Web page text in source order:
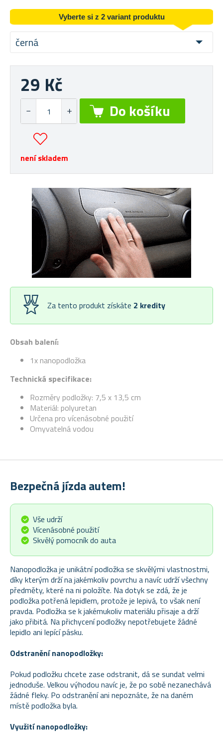
Vyberte si z 2 variant produktu
černá
Obsah balení:
1x nanopodložka
Technická specifikace:
Rozměry podložky: 7,5 x 13,5 cm
Materiál: polyuretan
Určena pro vícenásobné použití
Omyvatelná vodou
29 Kč
není skladem
Za tento produkt získáte 2 kredity
Bezpečná jízda autem!
Vše udrží
Vícenásobné použití
Skvělý pomocník do auta
Nanopodložka je unikátní podložka se skvělými vlastnostmi,
díky kterým drží na jakémkoliv povrchu a navíc udrží všechny
předměty, které na ni položíte. Na dotyk se zdá, že je
podložka potřená lepidlem, protože je lepivá, to však není
pravda. Podložka se k jakémukoliv materiálu přisaje a drží
jako přibitá. Na přichycení podložky nepotřebujete žádné
lepidlo ani lepící pásku.
Odstranění nanopodložky:
Pokud podložku chcete zase odstranit, dá se sundat velmi
jednoduše. Velkou výhodou navíc je, že po sobě nezanechává
žádné fleky. Po odstranění ani nepoznáte, že na daném
místě podložka byla.
Využití nanopodložky: